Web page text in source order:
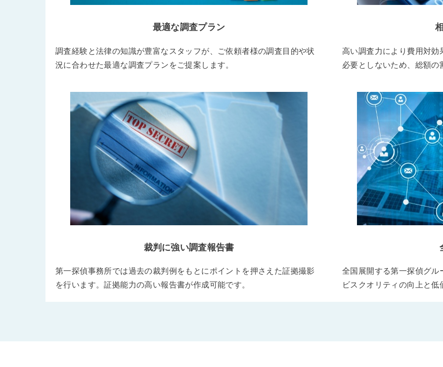
最適な調査プラン
調査経験と法律の知識が豊富なスタッフが、ご依頼者様の調査目的や状
況に合わせた最適な調査プランをご提案します。
高い調査力により費用対
必要としないため、総額
裁判に強い調査報告書
第一探偵事務所では過去の裁判例をもとにポイントを押さえた証拠撮影
を行います。証拠能力の高い報告書が作成可能です。
全国展開する第一探偵グ
ビスクオリティの向上と